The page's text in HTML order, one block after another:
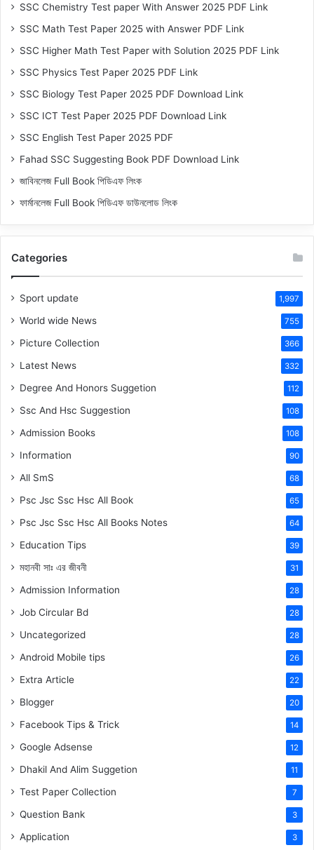
SSC Chemistry Test paper With Answer 2025 PDF Link
SSC Math Test Paper 2025 with Answer PDF Link
SSC Higher Math Test Paper with Solution 2025 PDF Link
SSC Physics Test Paper 2025 PDF Link
SSC Biology Test Paper 2025 PDF Download Link
SSC ICT Test Paper 2025 PDF Download Link
SSC English Test Paper 2025 PDF
Fahad SSC Suggesting Book PDF Download Link
জাবিনলেজ Full Book পিডিএফ লিংক
ফার্মানলেজ Full Book পিডিএফ ডাউনলোড লিংক
Categories
Sport update 1,997
World wide News 755
Picture Collection 366
Latest News 332
Degree And Honors Suggetion 112
Ssc And Hsc Suggestion 108
Admission Books 108
Information 90
All SmS 68
Psc Jsc Ssc Hsc All Book 65
Psc Jsc Ssc Hsc All Books Notes 64
Education Tips 39
মহানবী সাঃ এর জীবনী 31
Admission Information 28
Job Circular Bd 28
Uncategorized 28
Android Mobile tips 26
Extra Article 22
Blogger 20
Facebook Tips & Trick 14
Google Adsense 12
Dhakil And Alim Suggetion 11
Test Paper Collection 7
Question Bank 3
Application 3